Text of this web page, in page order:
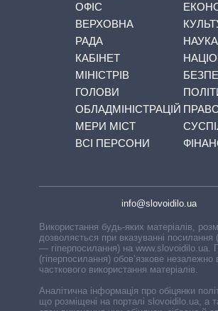
ОФІС
ВЕРХОВНА
РАДА
КАБІНЕТ
МІНІСТРІВ
ГОЛОВИ
ОБЛАДМІНІСТРАЦІЙ
МЕРИ МІСТ
ВСІ ПЕРСОНИ
НАУКА
info@slovoidilo.ua
Використання будь-яких матеріалів,
дозволяється при вказуванні посилання
— гіперпосилання) на www.slovoidilo.ua.
(гіперпосилання) обов’язкове незалежно
часткового використання матеріалів.
Аналітична інформація про обіцянки
що розміщені на порталі slovoidilo.ua, а